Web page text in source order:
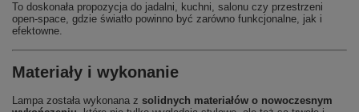
To doskonała propozycja do jadalni, kuchni, salonu czy przestrzeni
open-space, gdzie światło powinno być zarówno funkcjonalne, jak i
efektowne.
Materiały i wykonanie
Lampa została wykonana z solidnych materiałów o nowoczesnym